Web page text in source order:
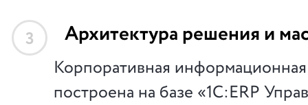
3 Архитектура решения и
Корпоративная
построена на базе «1С:ERP